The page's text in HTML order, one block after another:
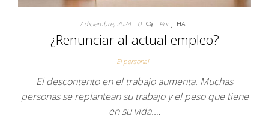
7 diciembre, 2024 0 Por JLHA
¿Renunciar al actual empleo?
El personal
El descontento en el trabajo aumenta. Muchas
personas se replantean su trabajo y el peso que tiene
en su vida.…